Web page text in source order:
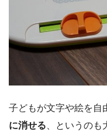
子どもが文字や絵を自
に消せる、というのも